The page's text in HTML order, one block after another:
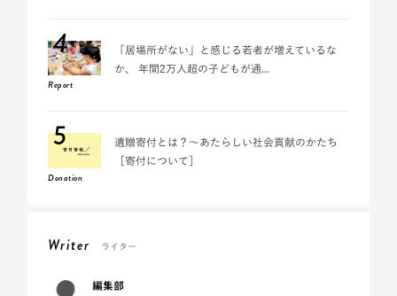
4
Report
「居場所がない」と感じる若者が増えているな
か、 年間2万人超の子どもが通...
5
Donation
遺贈寄付とは？～あたらしい社会貢献のかたち
［寄付について］
Writer ライター
編集部